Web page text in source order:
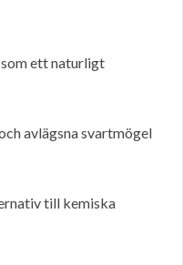
som ett naturligt
avlägsna svartmögel
till kemiska